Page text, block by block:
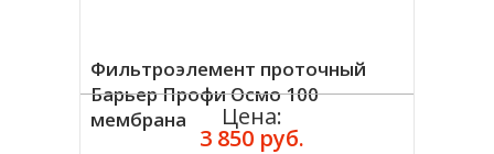
Фильтроэлемент проточный
Барьер Профи Осмо 100
мембрана
Цена:
3 850 руб.